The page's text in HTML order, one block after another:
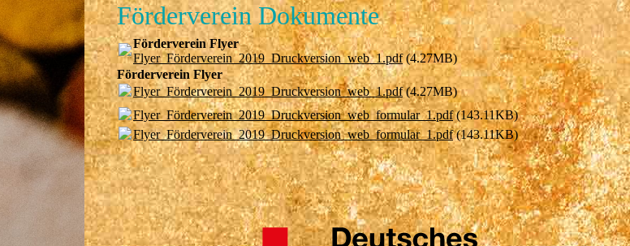
Förderverein Dokumente
Förderverein Flyer
Flyer_Förderverein_2019_Druckversion_web_1.pdf(4.27MB)
Förderverein Flyer
Flyer_Förderverein_2019_Druckversion_web_1.pdf(4.27MB)
Flyer_Förderverein_2019_Druckversion_web_formular_1.pdf(143.11KB)
Flyer_Förderverein_2019_Druckversion_web_formular_1.pdf(143.11KB)